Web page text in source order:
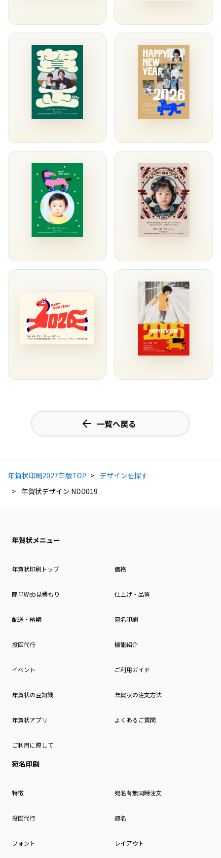
一覧へ戻る
年賀状印刷2027年版TOP
デザインを探す
年賀状デザイン NDD019
年賀状メニュー
年賀状印刷トップ 価格
簡単Web見積もり 仕上げ・品質
配送・納期 宛名印刷
投函代行 機能紹介
イベント ご利用ガイド
年賀状の豆知識 年賀状の注文方法
年賀状アプリ よくあるご質問
ご利用に際して
宛名印刷
特徴 宛名有無同時注文
投函代行 連名
フォント レイアウト